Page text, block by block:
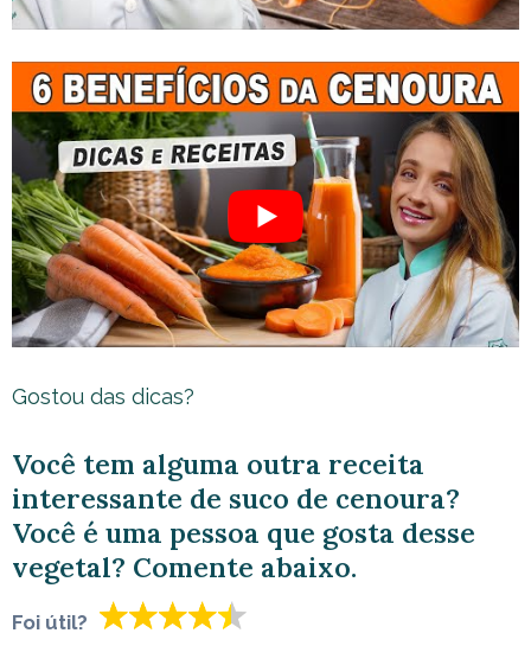
Gostou das dicas?
Você tem alguma outra receita
interessante de suco de cenoura?
Você é uma pessoa que gosta desse
vegetal? Comente abaixo.
Foi útil?